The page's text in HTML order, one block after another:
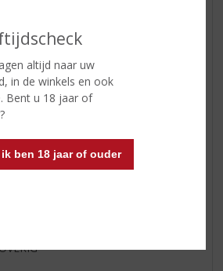
altijd naar uw
in de winkels en ook
Bent u 18 jaar of
ben 18 jaar of ouder
MAAND